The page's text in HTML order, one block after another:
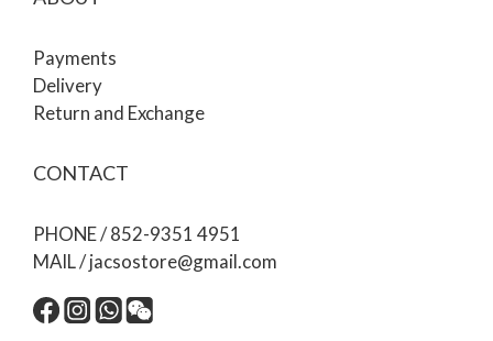
Payments
Delivery
Return and Exchange
CONTACT
PHONE / 852-9351 4951
MAIL / jacsostore@gmail.com